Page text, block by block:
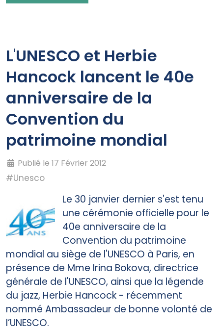
L'UNESCO et Herbie
Hancock lancent le 40e
anniversaire de la
Convention du
patrimoine mondial
Publié le 17 Février 2012
#Unesco
Le 30 janvier dernier s'est tenu
une cérémonie officielle pour le
40e anniversaire de la
Convention du patrimoine
mondial au siège de l'UNESCO à Paris, en
présence de Mme Irina Bokova, directrice
générale de l'UNESCO, ainsi que la légende
du jazz, Herbie Hancock - récemment
nommé Ambassadeur de bonne volonté de
l’UNESCO.